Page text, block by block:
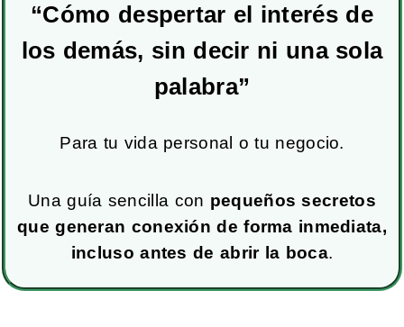
“Cómo despertar el interés de
los demás, sin decir ni una sola
palabra”
Para tu vida personal o tu negocio.
Una guía sencilla con pequeños secretos
que generan conexión de forma inmediata,
incluso antes de abrir la boca.